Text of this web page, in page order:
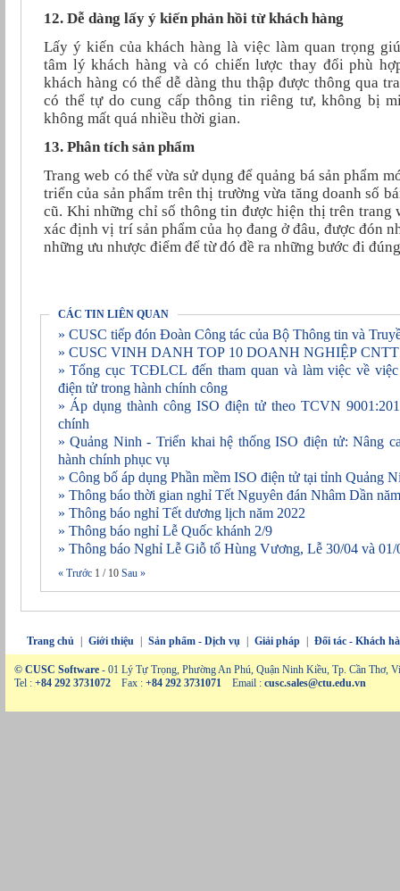
12. Dễ dàng lấy ý kiến phản hồi từ khách hàng
Lấy ý kiến của khách hàng là việc làm quan trọng
tâm lý khách hàng và có chiến lược thay đổi phù
khách hàng có thể dễ dàng thu thập được thông qua
có thể tự do cung cấp thông tin riêng tư, không bị
không mất quá nhiều thời gian.
13. Phân tích sản phẩm
Trang web có thể vừa sử dụng để quảng bá sản phẩm
triển của sản phẩm trên thị trường vừa tăng doanh số
cũ. Khi những chỉ số thông tin được hiện thị trên trang
xác định vị trí sản phẩm của họ đang ở đâu, được đón
những ưu nhược điểm để từ đó đề ra những bước đi
CÁC TIN LIÊN QUAN
» CUSC tiếp đón Đoàn Công tác của Bộ Thông tin và
» CUSC VINH DANH TOP 10 DOANH NGHIỆP
» Tổng cục TCĐLCL đến tham quan và làm việc về việc áp dụng phần mềm ISO
điện tử trong hành chính công
» Áp dụng thành công ISO điện tử theo TCVN 9001:2015 vào 227 cơ quan hành
chính
» Quảng Ninh - Triển khai hệ thống ISO điện tử: Nâng cao hiệu lực, hiệu quả nền
hành chính phục vụ
» Công bố áp dụng Phần mềm ISO điện tử tại tỉnh Quảng
» Thông báo thời gian nghỉ Tết Nguyên đán Nhâm Dần
» Thông báo nghỉ Tết dương lịch năm 2022
» Thông báo nghỉ Lễ Quốc khánh 2/9
» Thông báo Nghỉ Lễ Giỗ tổ Hùng Vương, Lễ 30/04 và 01/
« Trước 1 / 10 Sau »
Trang chủ Giới thiệu Sản phẩm - Dịch vụ Giải pháp Đối tác - Khách
© CUSC Software - 01 Lý Tự Trọng, Phường An Phú, Quận Ninh Kiều, Tp. Cần Thơ,
Tel : +84 292 3731072 Fax : +84 292 3731071 Email : cusc.sales@ctu.edu.vn